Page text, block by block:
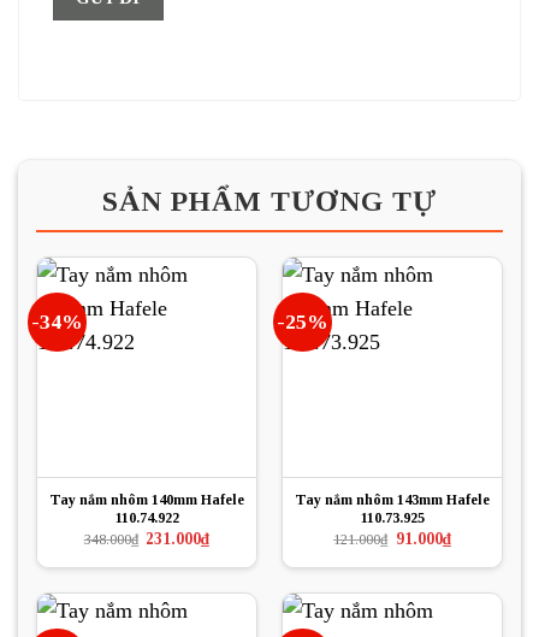
SẢN PHẨM TƯƠNG TỰ
-34%
Tay nắm nhôm 140mm Hafele
110.74.922
348.000₫ Giá
là:
231.000₫Giá
hiện
tại
231.000₫.
-25%
Tay nắm nhôm 143mm Hafele
110.73.925
121.000₫ Giá
là:
91.000₫Giá
hiện
tại
91.000₫.